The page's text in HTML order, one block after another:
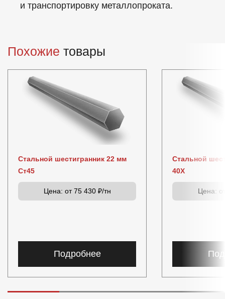
и транспортировку металлопроката.
Похожие товары
Стальной шестигранник 22 мм
Ст45
Цена: от 75 430 ₽/тн
Подробнее
Стальной
40Х
Цена: